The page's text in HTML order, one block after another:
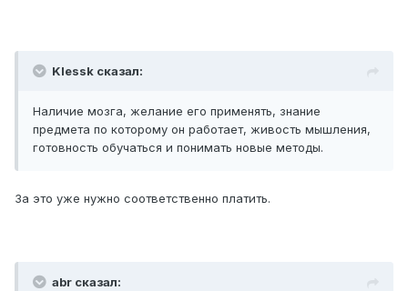
Klessk сказал:
Наличие мозга, желание его применять, знание
предмета по которому он работает, живость мышления,
готовность обучаться и понимать новые методы.
За это уже нужно соответственно платить.
abr сказал: